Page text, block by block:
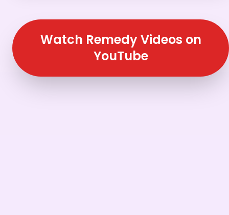
Watch Remedy Videos on
YouTube